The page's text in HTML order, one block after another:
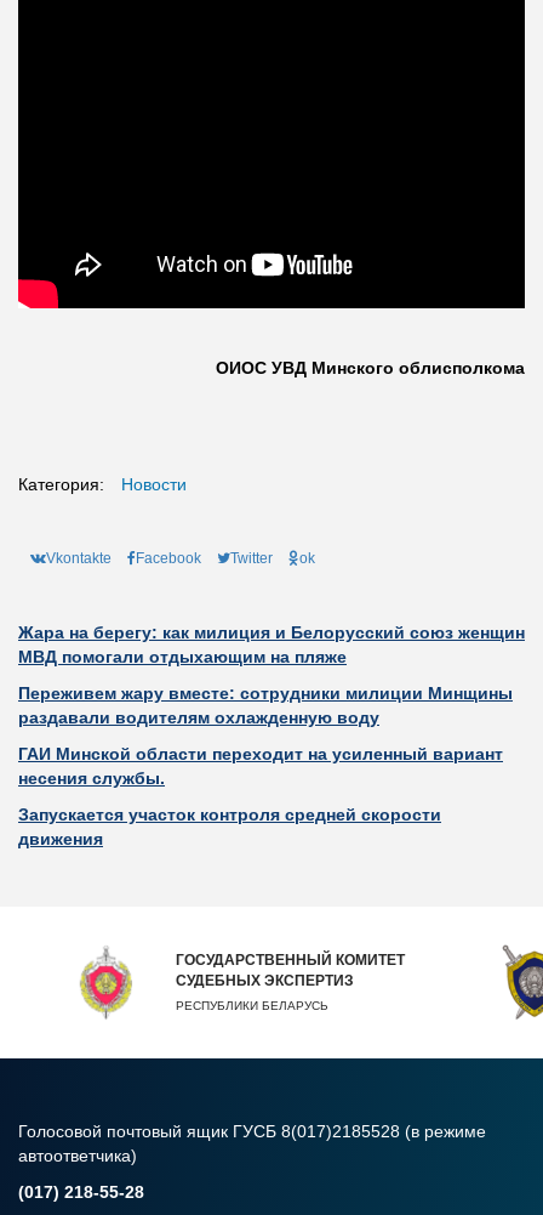
ОИОС УВД Минского облисполкома
Категория: Новости
Vkontakte Facebook Twitter ok
Жара на берегу: как милиция и Белорусский союз женщин
МВД помогали отдыхающим на пляже
Переживем жару вместе: сотрудники милиции Минщины
раздавали водителям охлажденную воду
ГАИ Минской области переходит на усиленный вариант
несения службы.
Запускается участок контроля средней скорости
движения
ГОСУДАРСТВЕННЫЙ КОМИТЕТ
СУДЕБНЫХ ЭКСПЕРТИЗ
РЕСПУБЛИКИ БЕЛАРУСЬ
Голосовой почтовый ящик ГУСБ 8(017)2185528 (в режиме
автоответчика)
(017) 218-55-28